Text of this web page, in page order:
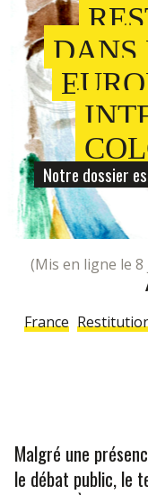
DANS
Notre dossier
(mis en ligne le
France
Malgré une
le débat public, le